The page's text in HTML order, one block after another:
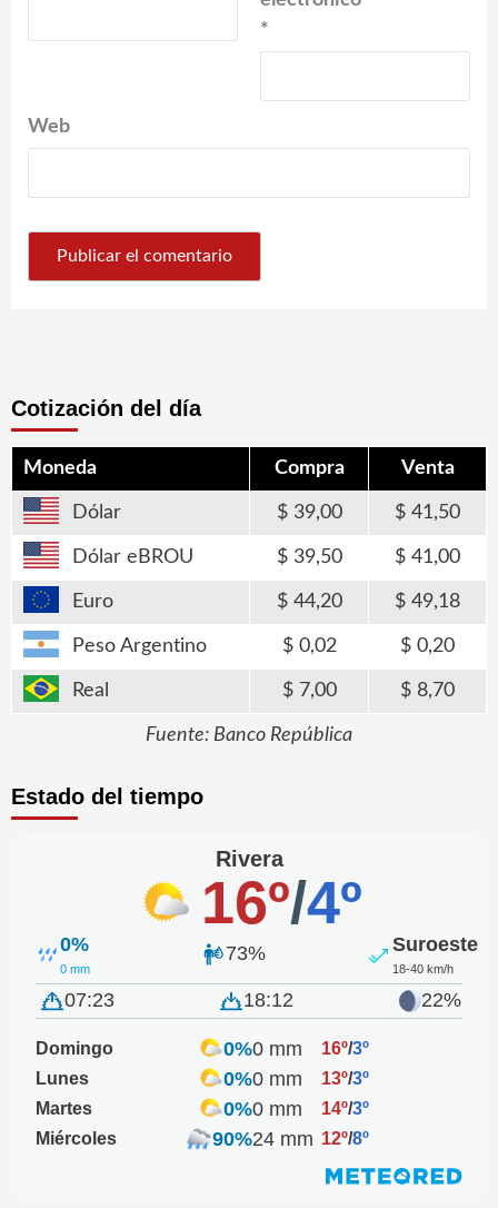
*
Web
Cotización del día
Moneda Compra Venta
Dólar 39,00 41,50
Dólar eBROU 39,50 41,00
Euro 44,20 49,18
Peso Argentino 0,02 0,20
Real 7,00 8,70
Fuente: Banco República
Estado del tiempo
Rivera
16º/4º
0%
0 mm
73% Suroeste
18-40 km/h
07:23 18:12 22%
Domingo 0%0 mm 16º/3º
Lunes
0%0 mm 13º/3º
Martes
0%0 mm 14º/3º
Miércoles
90%24 mm 12º/8º